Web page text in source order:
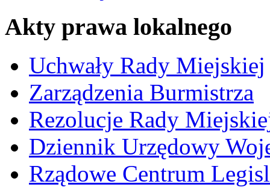
Akty prawa lokalnego
Uchwały Rady Miejskiej
Zarządzenia Burmistrza
Rezolucje Rady
Dziennik Urzędowy
Rządowe Centrum